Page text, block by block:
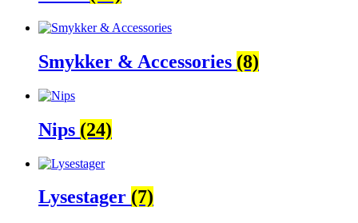
Smykker & Accessories (8)
Nips (24)
Lysestager (7)